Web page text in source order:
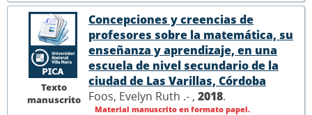
Texto
manuscrito
Concepciones y creencias de
profesores sobre la matemática, su
enseñanza y aprendizaje, en una
escuela de nivel secundario de la
ciudad de Las Varillas, Córdoba
Foos, Evelyn Ruth .- , 2018.
Material manuscrito en formato papel.